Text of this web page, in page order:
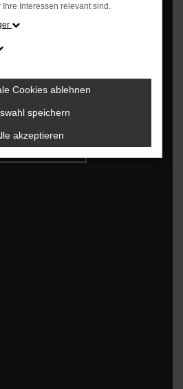
sind, klicken Sie bitte auf
"Bestätigen".
Interessen relevant sind.
Cookies ablehnen
speichern
akzeptieren